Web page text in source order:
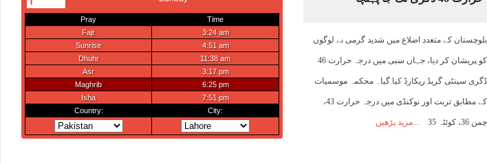
بلوچستان کے متعدد اضلاع میں شدید گرمی نے لوگوں
کو پریشان کر دیا، جہاں سبی میں درجہ حرارت 46
ڈگری سینٹی گریڈ ریکارڈ کیا گیا۔ محکمہ موسمیات
کے مطابق تربت اور نوکنڈی میں درجہ حرارت 43،
چمن 36، کوئٹہ 35 مزید پڑھیں